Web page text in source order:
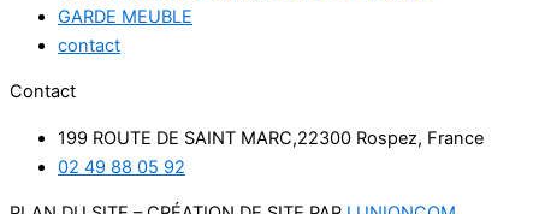
GARDE MEUBLE
contact
Contact
199 ROUTE DE SAINT MARC,22300 Rospez, France
02 49 88 05 92